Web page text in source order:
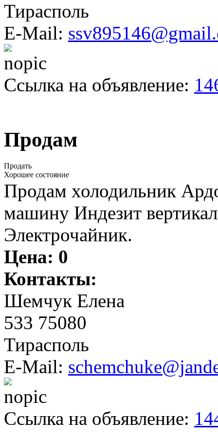
Тирасполь
E-Mail:
Ссылка на объявление:
Продам
Продать
Хорошее состояние
Продам холодильник
машину Индезит
Электрочайник.
Цена: 0
Контакты:
Шемчук Елена
533 75080
Тирасполь
E-Mail:
Ссылка на объявление: